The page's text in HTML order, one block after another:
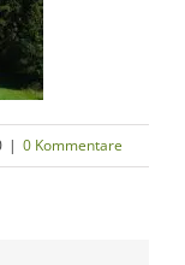
| 0 Kommentare